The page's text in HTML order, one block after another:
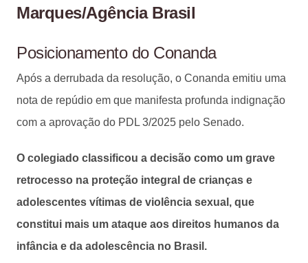
Marques/Agência Brasil
Posicionamento do Conanda
Após a derrubada da resolução, o Conanda emitiu uma
nota de repúdio em que manifesta profunda indignação
com a aprovação do PDL 3/2025 pelo Senado.
O colegiado classificou a decisão como um grave
retrocesso na proteção integral de crianças e
adolescentes vítimas de violência sexual, que
constitui mais um ataque aos direitos humanos da
infância e da adolescência no Brasil.